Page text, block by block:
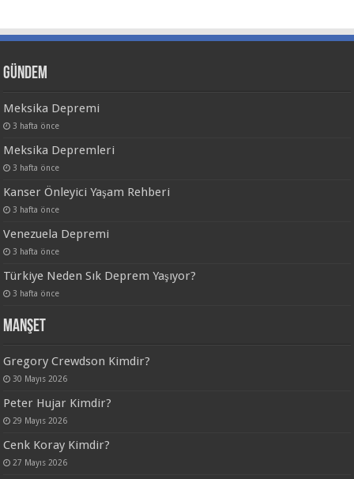
Gündem
Meksika Depremi
3 hafta önce
Meksika Depremleri
3 hafta önce
Kanser Önleyici Yaşam Rehberi
3 hafta önce
Venezuela Depremi
3 hafta önce
Türkiye Neden Sık Deprem Yaşıyor?
3 hafta önce
Manşet
Gregory Crewdson Kimdir?
30 Mayıs 2026
Peter Hujar Kimdir?
29 Mayıs 2026
Cenk Koray Kimdir?
27 Mayıs 2026